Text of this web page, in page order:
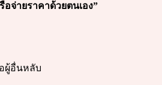
จ่ายราคาด้วยตนเอง”
ผู้อื่นหลับ